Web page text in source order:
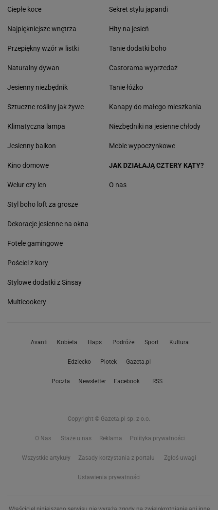
Ciepłe koce
Najpiękniejsze wnętrza
Przepiękny wzór w listki
Naturalny dywan
Jesienny niezbędnik
Sztuczne rośliny jak żywe
Klimatyczna lampa
Jesienny balkon
Sekret stylu japandi
Hity na jesień
Tanie dodatki boho
Castorama wyprzedaż
Tanie łóżko
Kanapy do małego mieszkania
Niezbędniki na jesienne chłody
Meble wypoczynkowe
Kino domowe
Welur czy len
Styl boho loft za grosze
Dekoracje jesienne na okna
Fotele gamingowe
Pościel z kory
Stylowe dodatki z Sinsay
Multicookery
JAK DZIAŁAJĄ CZTERY KĄTY?
O nas
Avanti Kobieta Haps Podróże Sport Kultura
Edziecko Plotek Gazeta.pl
Poczta Newsletter Facebook RSS
Copyright © Gazeta.pl sp. z o.o.
O Nas Staże u nas Reklama Polityka prywatności
Wszystkie artykuły Zasady korzystania z portalu Zgłoś uwagi
Ustawienia prywatności